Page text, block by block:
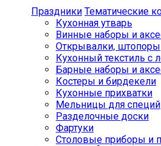
Праздники Тематические
Кухонная утварь
Винные наборы и
Открывалки, штопоры
Кухонный текстиль с
Барные наборы и
Костеры и бирдекели
Кухонные прихватки
Мельницы для специй
Разделочные доски
Фартуки
Столовые приборы и